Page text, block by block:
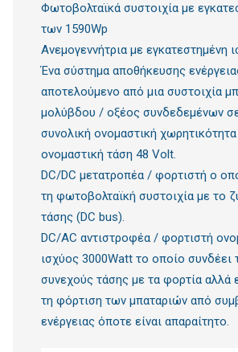
Φωτοβολταϊκά συστοιχία με
των 1590Wp
Ανεμογεννήτρια με εγκατεστημένη
Ένα σύστημα αποθήκευσης
αποτελούμενο από μια συστοιχία
μολύβδου / οξέος συνδεδεμένων
συνολική ονομαστική
ονομαστική τάση 48 Volt.
DC/DC μετατροπέα / φορτιστή ο
τη φωτοβολταϊκή συστοιχία με το
τάσης (DC bus).
DC/AC αντιστροφέα / φορτιστή
ισχύος 3000Watt το οποίο συνδέει
συνεχούς τάσης με τα φορτία αλλά
τη φόρτιση των μπαταριών από
ενέργειας όποτε είναι απαραίτητο.